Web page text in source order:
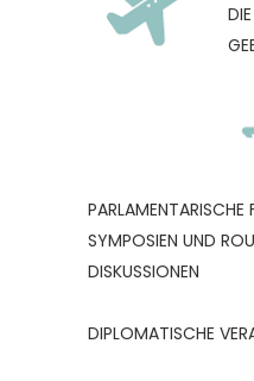
PARLAMENTARISCHE
SYMPOSIEN UND
DISKUSSIONEN
DIPLOMATISCHE